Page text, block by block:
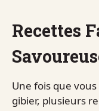
Recettes
Une fois que
gibier, plusieurs